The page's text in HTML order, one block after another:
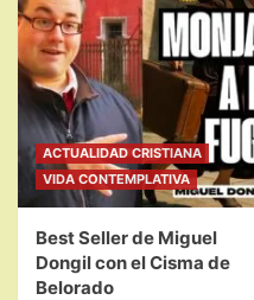
ACTUALIDAD CRISTIANA
VIDA CONTEMPLATIVA
Best Seller de Miguel
Dongil con el Cisma de
Belorado